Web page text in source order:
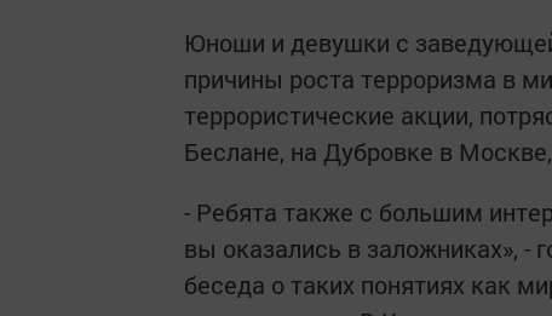
Юноши и девушки с
причины роста терроризма в
террористические акции,
Беслане, на Дубровке в
- Ребята также с большим
вы оказались в заложниках», -
беседа о таких понятиях как